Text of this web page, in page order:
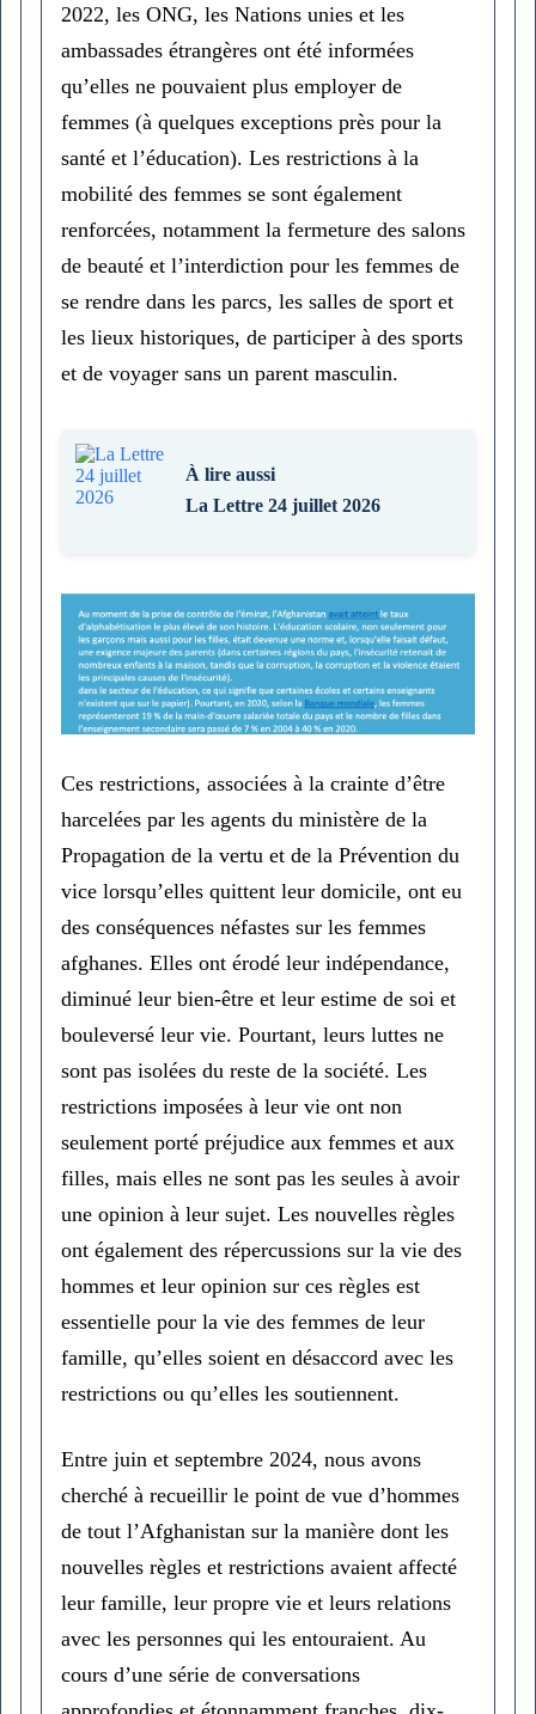
2022, les ONG, les Nations unies et les
ambassades étrangères ont été informées
qu’elles ne pouvaient plus employer de
femmes (à quelques exceptions près pour la
santé et l’éducation). Les restrictions à la
mobilité des femmes se sont également
renforcées, notamment la fermeture des salons
de beauté et l’interdiction pour les femmes de
se rendre dans les parcs, les salles de sport et
les lieux historiques, de participer à des sports
et de voyager sans un parent masculin.
À lire aussi
La Lettre 24 juillet 2026
Ces restrictions, associées à la crainte d’être
harcelées par les agents du ministère de la
Propagation de la vertu et de la Prévention du
vice lorsqu’elles quittent leur domicile, ont eu
des conséquences néfastes sur les femmes
afghanes. Elles ont érodé leur indépendance,
diminué leur bien-être et leur estime de soi et
bouleversé leur vie. Pourtant, leurs luttes ne
sont pas isolées du reste de la société. Les
restrictions imposées à leur vie ont non
seulement porté préjudice aux femmes et aux
filles, mais elles ne sont pas les seules à avoir
une opinion à leur sujet. Les nouvelles règles
ont également des répercussions sur la vie des
hommes et leur opinion sur ces règles est
essentielle pour la vie des femmes de leur
famille, qu’elles soient en désaccord avec les
restrictions ou qu’elles les soutiennent.
Entre juin et septembre 2024, nous avons
cherché à recueillir le point de vue d’hommes
de tout l’Afghanistan sur la manière dont les
nouvelles règles et restrictions avaient affecté
leur famille, leur propre vie et leurs relations
avec les personnes qui les entouraient. Au
cours d’une série de conversations